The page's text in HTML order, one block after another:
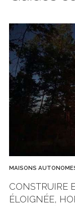
MAISONS
CONSTRUIRE
ÉLOIGNÉE,